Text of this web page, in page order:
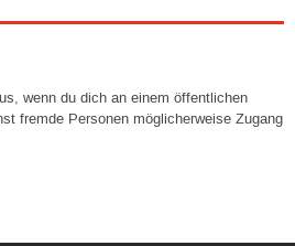
wenn du dich an einem öffentlichen
fremde Personen möglicherweise Zugang